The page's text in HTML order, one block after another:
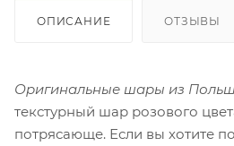
ОПИСАНИЕ ОТЗЫВЫ
Оригинальные шары из
текстурный шар розового
потрясающе. Если вы хотите